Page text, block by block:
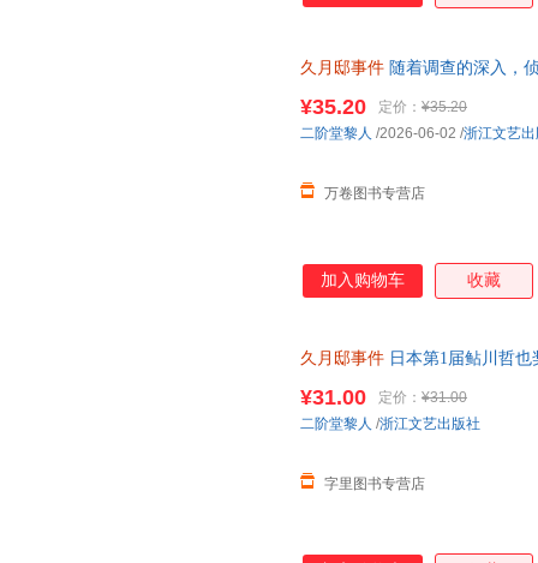
久月邸事件 随着调查的深入，
只卖正版！电子发票！幼儿童
¥35.20 定价： ¥35.20
万卷图书专营店
二阶堂黎人 /2026-06-02 /浙江文艺
加入购物车 收藏
久月邸事件 日本第1届鲇川哲
¥31.00 定价： ¥31.00
字里图书专营店
二阶堂黎人 /浙江文艺出版社